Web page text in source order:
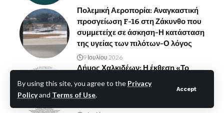
By using this site, you agree to the Privacy
Policyand Terms of Use.
Accept
Πολεμική Αεροπορία: Αναγκαστική
προσγείωση F-16 στη Ζάκυνθο που
συμμετείχε σε άσκηση-Η κατάσταση
της υγείας των πιλότων-Ο λόγος
9 Ιουλίου 2026
Δήμος Χαλκιδέων: Η έκθεση «Το
Πινακοθήκη Μυταρά – Ελεύθερη
είσοδος